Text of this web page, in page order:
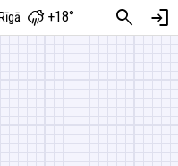
Rīgā +18° search login